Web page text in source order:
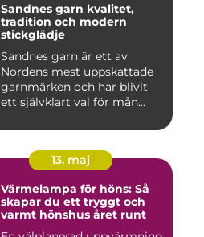
Sandnes garn kvalitet,
tradition och modern
stickglädje
Sandnes garn är ett av
Nordens mest uppskattade
garnmärken och har blivit
ett självklart val för mån...
13. maj
Värmelampa för höns: Så
skapar du ett tryggt och
varmt hönshus året runt